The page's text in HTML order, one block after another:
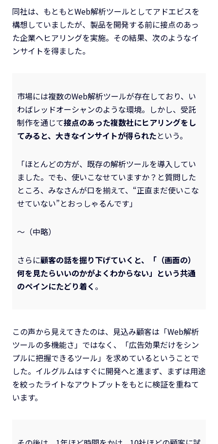
同社は、もともとWeb解析ツールとしてアドエビスを
構想していましたが、製品を開発する前に接点のあっ
た企業へヒアリングを実施。その結果、次のようなイ
ンサイトを得ました。
市場には複数のWeb解析ツールが存在しており、い
わばレッドオーシャンのような環境。しかし、受託
制作を通じて接点のあった複数社にヒアリングをし
てみると、大きなインサイトが得られたという。
「ほとんどの方が、既存の解析ツールを導入してい
ました。でも、使いこなせていますか？と質問した
ところ、みなさんが口を揃えて、“正直まだ使いこな
せていない”とおっしゃるんです」
～（中略）
さらに顧客の話を掘り下げていくと、「（画面の）
何を見たらいいのかがよくわからない」という共通
のペインにたどり着く 。
この声から見えてきたのは、見込み顧客は「Web解析
ツールの多機能さ」ではなく、「広告効果だけをシン
プルに把握できるツール」を求めているということで
した。イルグルムはすぐに開発へと進まず、まずは用途
を絞ったライトなアウトプットをもとに検証を重ねて
います。